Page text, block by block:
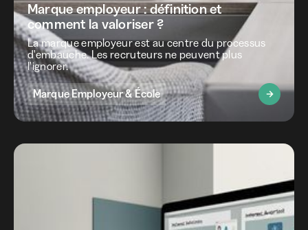
Marque employeur : définition et
comment la valoriser ?
La marque employeur est au centre du processus
d'embauche. Les recruteurs ne peuvent plus
l'ignorer.
Marque Employeur & École